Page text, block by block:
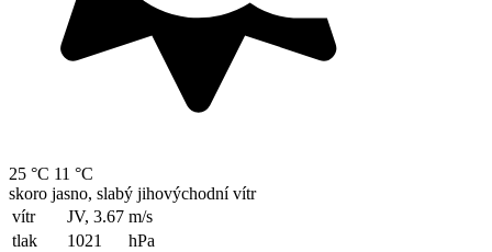
25 °C 11 °C
skoro jasno, slabý jihovýchodní vítr
vítr
JV, 3.67 m/s
tlak
1021
hPa